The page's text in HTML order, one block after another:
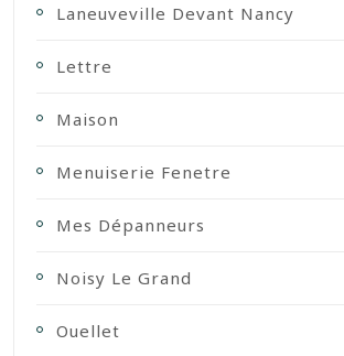
Laneuveville Devant Nancy
Lettre
Maison
Menuiserie Fenetre
Mes Dépanneurs
Noisy Le Grand
Ouellet